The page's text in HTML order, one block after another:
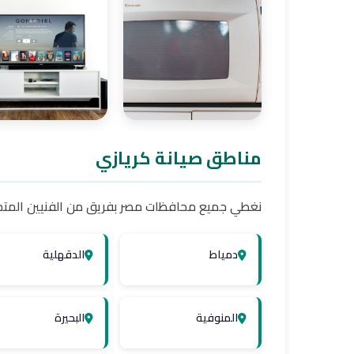
ثلاجات كريازي غسالات
كريازي
مناطق صيانة كريازي
نغطي جميع محافظات مصر بفريق من الفنيين
دمياط الدقهلية
المنوفية البحيرة